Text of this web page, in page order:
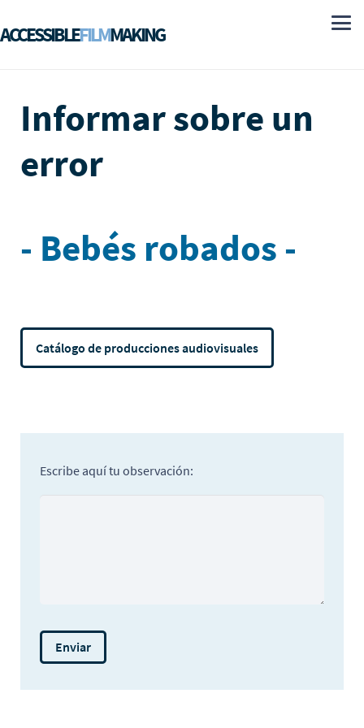
ACCESSIBLEFILMMAKING
Informar sobre un
error
- Bebés robados -
Catálogo de producciones audiovisuales
Escribe aquí tu observación: